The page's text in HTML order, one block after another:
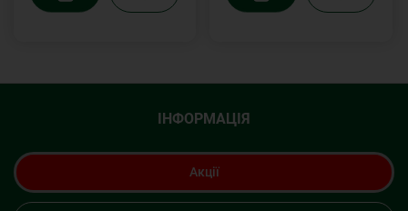
ІНФОРМАЦІЯ
Акції